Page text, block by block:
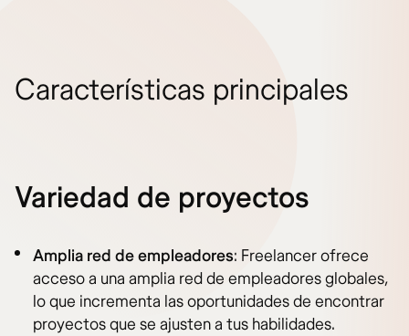
Características principales
Variedad de proyectos
Amplia red de empleadores: Freelancer ofrece
acceso a una amplia red de empleadores globales,
lo que incrementa las oportunidades de encontrar
proyectos que se ajusten a tus habilidades.